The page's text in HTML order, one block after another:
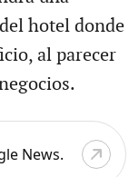
hotel donde
al parecer
News.